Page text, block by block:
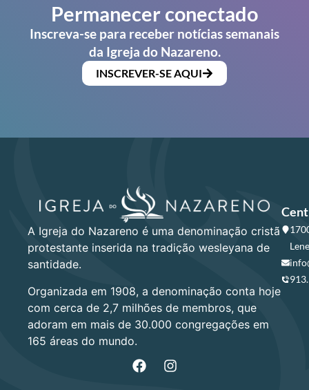
Permanecer conectado
Inscreva-se para receber notícias semanais
da Igreja do Nazareno.
INSCREVER-SE AQUI
A Igreja do Nazareno é uma denominação cristã
protestante inserida na tradição wesleyana de
santidade.
Organizada em 1908, a denominação conta hoje
com cerca de 2,7 milhões de membros, que
adoram em mais de 30.000 congregações em
165 áreas do mundo.